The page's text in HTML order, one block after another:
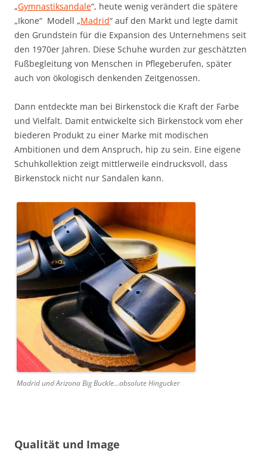
„Gymnastiksandale“, heute wenig verändert die spätere
„Ikone“ Modell „Madrid“ auf den Markt und legte damit
den Grundstein für die Expansion des Unternehmens seit
den 1970er Jahren. Diese Schuhe wurden zur geschätzten
Fußbegleitung von Menschen in Pflegeberufen, später
auch von ökologisch denkenden Zeitgenossen.
Dann entdeckte man bei Birkenstock die Kraft der Farbe
und Vielfalt. Damit entwickelte sich Birkenstock vom eher
biederen Produkt zu einer Marke mit modischen
Ambitionen und dem Anspruch, hip zu sein. Eine eigene
Schuhkollektion zeigt mittlerweile eindrucksvoll, dass
Birkenstock nicht nur Sandalen kann.
Madrid und Arizona Big Buckle…absolute Hingucker
Qualität und Image